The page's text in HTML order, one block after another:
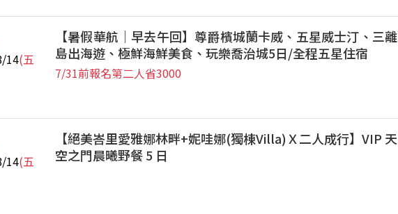
14(五
【暑假華航｜早去午回】尊爵檳城蘭卡威、五星威士汀、三離
島出海遊、極鮮海鮮美食、玩樂喬治城5日/全程五星住宿
7/31前報名第二人省3000
14(五
【絕美峇里愛雅娜林畔+妮哇娜(獨棟Villa)Ｘ二人成行】VIP 天
空之門晨曦野餐 5 日